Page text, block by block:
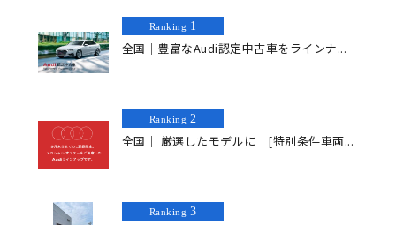
Ranking 1
全国｜豊富なAudi認定中古車をラインナ...
Ranking 2
全国｜ 厳選したモデルに [特別条件車両...
Ranking 3